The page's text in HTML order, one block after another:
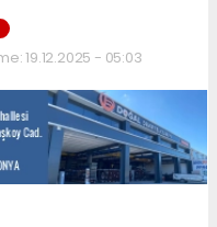
19.12.2025 - 05:03